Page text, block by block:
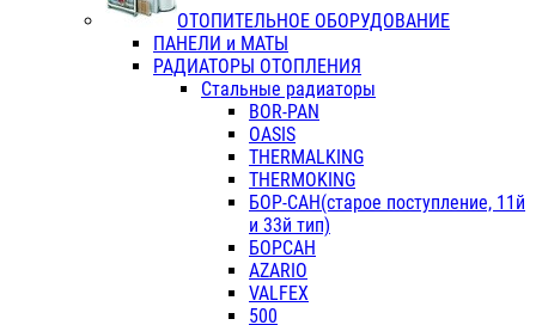
ОТОПИТЕЛЬНОЕ ОБОРУДОВАНИЕ
ПАНЕЛИ и МАТЫ
РАДИАТОРЫ ОТОПЛЕНИЯ
Стальные радиаторы
BOR-PAN
OASIS
THERMALKING
THERMOKING
БОР-САН(старое поступление, 11й
и 33й тип)
БОРСАН
AZARIO
VALFEX
500